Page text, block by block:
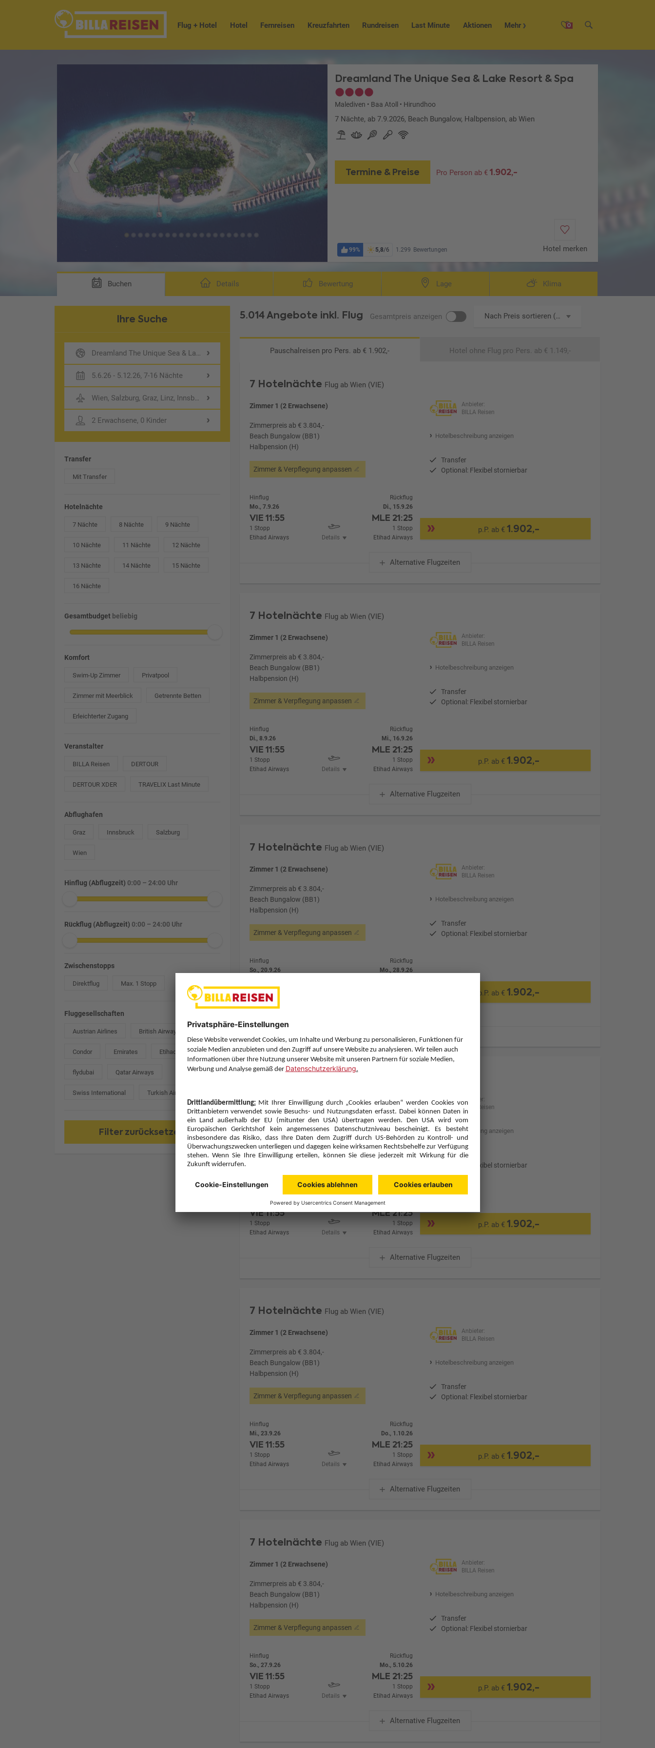
0
Flug + Hotel Hotel Fernreisen Kreuzfahrten Rundreisen Last Minute Aktionen Mehr
Dreamland The Unique Sea & Lake Resort & Spa
Malediven • Baa Atoll • Hirundhoo
7 Nächte, ab 7.9.2026, Beach Bungalow, Halbpension, ab Wien
Termine & Preise Pro Person ab €1.902,-
99% 5,8/6 1.299 Bewertungen Hotel merken
Buchen Details Bewertung Lage Klima
Ihre Suche
Dreamland The Unique Sea & Lake Resort & Spa
5.6.26 - 5.12.26, 7-16 Nächte
Wien, Salzburg, Graz, Linz, Innsbruck
2 Erwachsene, 0 Kinder
Transfer
Mit Transfer
Hotelnächte
7 Nächte 8 Nächte 9 Nächte
10 Nächte 11 Nächte 12 Nächte
13 Nächte 14 Nächte 15 Nächte
16 Nächte
Gesamtbudget beliebig
Komfort
Swim-Up Zimmer Privatpool
Zimmer mit Meerblick Getrennte Betten
Erleichterter Zugang
Veranstalter
BILLA Reisen DERTOUR
DERTOUR XDER TRAVELIX Last Minute
Abflughafen
Graz Innsbruck Salzburg
Wien
Hinflug (Abflugzeit) 0:00 – 24:00 Uhr
Rückflug (Abflugzeit) 0:00 – 24:00 Uhr
Zwischenstopps
Direktflug Max. 1 Stopp
Fluggesellschaften
Austrian Airlines British Airways
Condor Emirates Etihad Airways
flydubai Qatar Airways
Swiss International Turkish Airlines
Filter zurücksetzen
5.014 Angebote inkl. Flug Gesamtpreis anzeigen Nach Preis sortieren (aufsteigend)
Pauschalreisen pro Pers. ab € 1.902,- Hotel ohne Flug pro Pers. ab € 1.149,-
7 Hotelnächte Flug ab Wien (VIE)
Zimmer 1 (2 Erwachsene)
Zimmerpreis ab € 3.804,-
Beach Bungalow (BB1)
Halbpension (H)
Zimmer & Verpflegung anpassen
Anbieter:
BILLA Reisen
Hotelbeschreibung anzeigen
Transfer
Optional: Flexibel stornierbar
Hinflug
Mo., 7.9.26
VIE11:55
1 Stopp
Etihad Airways
Details
Rückflug
Di., 15.9.26
MLE 21:25
1 Stopp
Etihad Airways
p.P. ab €1.902,-
Alternative Flugzeiten
7 Hotelnächte Flug ab Wien (VIE)
Zimmer 1 (2 Erwachsene)
Zimmerpreis ab € 3.804,-
Beach Bungalow (BB1)
Halbpension (H)
Zimmer & Verpflegung anpassen
Anbieter:
BILLA Reisen
Hotelbeschreibung anzeigen
Transfer
Optional: Flexibel stornierbar
Hinflug
Di., 8.9.26
VIE11:55
1 Stopp
Etihad Airways
Details
Rückflug
Mi., 16.9.26
MLE 21:25
1 Stopp
Etihad Airways
p.P. ab €1.902,-
Alternative Flugzeiten
7 Hotelnächte Flug ab Wien (VIE)
Zimmer 1 (2 Erwachsene)
Zimmerpreis ab € 3.804,-
Beach Bungalow (BB1)
Halbpension (H)
Zimmer & Verpflegung anpassen
Anbieter:
BILLA Reisen
Hotelbeschreibung anzeigen
Transfer
Optional: Flexibel stornierbar
Hinflug
So., 20.9.26
1 Stopp
Etihad Airways
Rückflug
Mo., 28.9.26
p.P. ab €1.902,-
Zimmer 1 (2 Erwachsene)
Zimmerpreis ab € 3.804,-
Beach Bungalow (BB1)
Halbpension (H)
Anbieter:
BILLA Reisen
Hotelbeschreibung anzeigen
Transfer
Optional: Flexibel stornierbar
Mo., 21.9.26
VIE11:55
1 Stopp
Etihad Airways
Details
Di., 29.9.26
MLE21:25
1 Stopp
Etihad Airways
p.P. ab €1.902,-
Alternative Flugzeiten
7 Hotelnächte Flug ab Wien (VIE)
Zimmer 1 (2 Erwachsene)
Zimmerpreis ab € 3.804,-
Beach Bungalow (BB1)
Halbpension (H)
Zimmer & Verpflegung anpassen
Anbieter:
BILLA Reisen
Hotelbeschreibung anzeigen
Transfer
Optional: Flexibel stornierbar
Hinflug
Mi., 23.9.26
VIE11:55
1 Stopp
Etihad Airways
Details
Rückflug
Do., 1.10.26
MLE 21:25
1 Stopp
Etihad Airways
p.P. ab €1.902,-
Alternative Flugzeiten
7 Hotelnächte Flug ab Wien (VIE)
Zimmer 1 (2 Erwachsene)
Zimmerpreis ab € 3.804,-
Beach Bungalow (BB1)
Halbpension (H)
Zimmer & Verpflegung anpassen
Anbieter:
BILLA Reisen
Hotelbeschreibung anzeigen
Transfer
Optional: Flexibel stornierbar
Hinflug
So., 27.9.26
VIE11:55
1 Stopp
Etihad Airways
Details
Rückflug
Mo., 5.10.26
MLE 21:25
1 Stopp
Etihad Airways
p.P. ab €1.902,-
Alternative Flugzeiten